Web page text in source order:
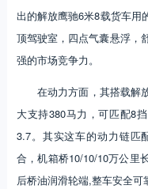
出的解放鹰驰6米8载货车用
顶驾驶室，四点气囊悬浮，
强的市场竞争力。
在动力方面，其搭载解
大支持380马力，可匹配8
3.7。其实这车的动力链匹
合，机箱桥10/10/10万公里
后桥油润滑轮端,整车安全可